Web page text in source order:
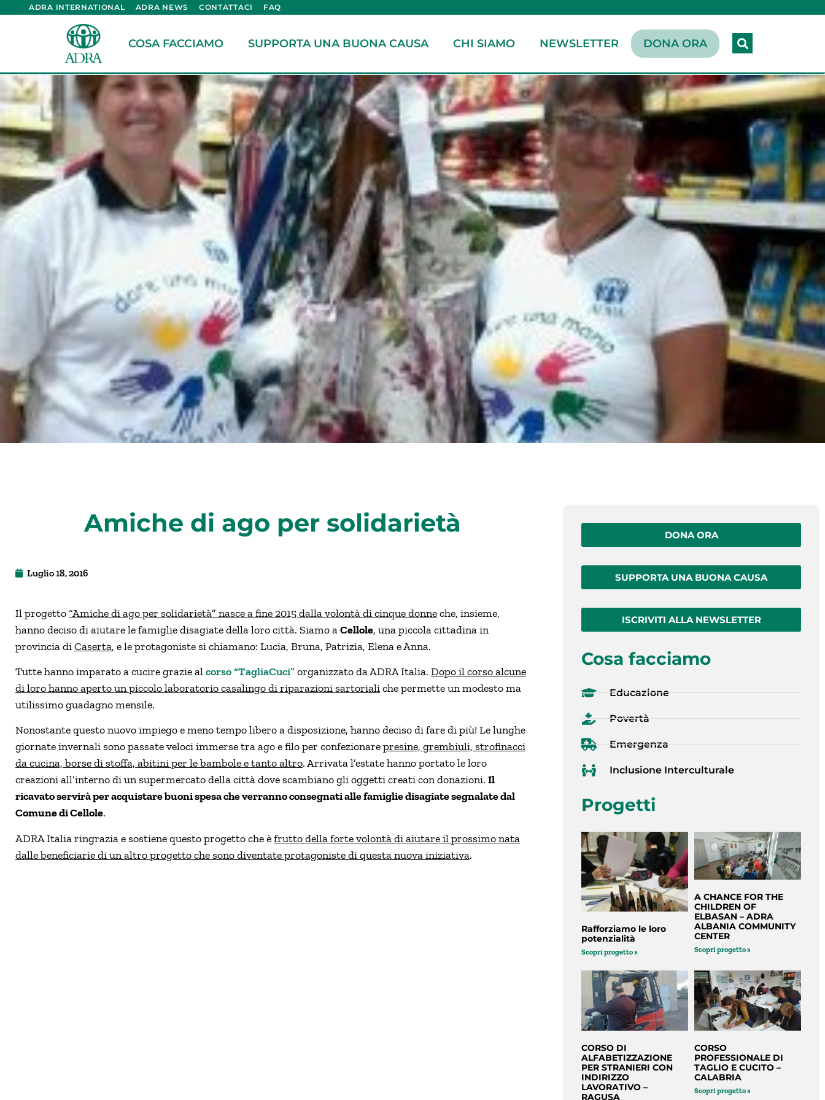
ADRA INTERNATIONAL ADRA NEWS CONTATTACI FAQ
COSA FACCIAMO SUPPORTA UNA BUONA CAUSA CHI SIAMO NEWSLETTER DONA ORA
Amiche di ago per solidarietà
Luglio 18, 2016
Il progetto “Amiche di ago per solidarietà” nasce a fine 2015 dalla volontà di cinque donneche, insieme,
hanno deciso di aiutare le famiglie disagiate della loro città. Siamo aCellole, una piccola cittadina in
provincia diCaserta, e le protagoniste si chiamano: Lucia, Bruna, Patrizia, Elena e Anna.
Tutte hanno imparato a cucire grazie alcorso “TagliaCuci”organizzato da ADRA Italia. Dopo il corso alcune
di loro hanno aperto un piccolo laboratorio casalingo di riparazioni sartorialiche permette un modesto ma
utilissimo guadagno mensile.
Nonostante questo nuovo impiego e meno tempo libero a disposizione, hanno deciso di fare di più! Le lunghe
giornate invernali sono passate veloci immerse tra ago e filo per confezionarepresine, grembiuli, strofinacci
da cucina, borse di stoffa, abitini per le bambole e tanto altro. Arrivata l’estate hanno portato le loro
creazioni all’interno di un supermercato della città dove scambiano gli oggetti creati con donazioni. Il
ricavato servirà per acquistare buoni spesa che verranno consegnati alle famiglie disagiate segnalate dal
Comune di Cellole.
ADRA Italia ringrazia e sostiene questo progetto che èfrutto della forte volontà di aiutare il prossimo nata
dalle beneficiarie di un altro progetto che sono diventate protagoniste di questa nuova iniziativa.
DONA ORA
SUPPORTA UNA BUONA CAUSA
ISCRIVITI ALLA NEWSLETTER
Cosa facciamo
Educazione
Povertà
Emergenza
Inclusione Interculturale
Progetti
Rafforziamo le loro
potenzialità
Scopri progetto »
A CHANCE FOR THE
CHILDREN OF
ELBASAN – ADRA
ALBANIA COMMUNITY
CENTER
Scopri progetto »
CORSO DI
ALFABETIZZAZIONE
PER STRANIERI CON
INDIRIZZO
LAVORATIVO –
RAGUSA
CORSO
PROFESSIONALE DI
TAGLIO E CUCITO –
CALABRIA
Scopri progetto »